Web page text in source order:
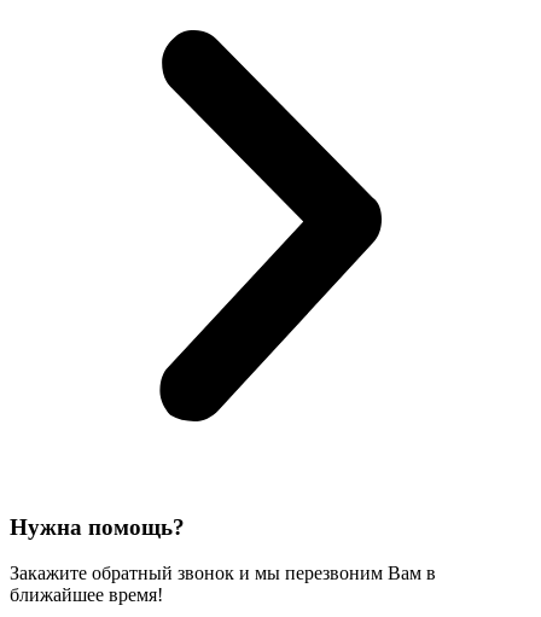
Нужна помощь?
Закажите обратный звонок и мы перезвоним Вам в
ближайшее время!